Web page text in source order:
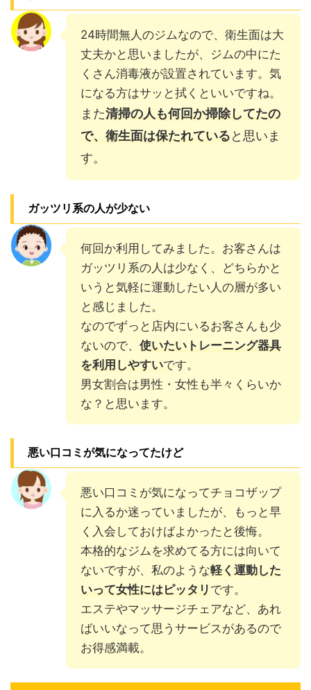
24時間無人のジムなので、衛生面は大
丈夫かと思いましたが、ジムの中にた
くさん消毒液が設置されています。気
になる方はサッと拭くといいですね。
また清掃の人も何回か掃除してたの
で、衛生面は保たれていると思いま
す。
ガッツリ系の人が少ない
何回か利用してみました。お客さんは
ガッツリ系の人は少なく、どちらかと
いうと気軽に運動したい人の層が多い
と感じました。
なのでずっと店内にいるお客さんも少
ないので、 使いたいトレーニング器具
を利用しやすいです。
男女割合は男性・女性も半々くらいか
な？と思います。
悪い口コミが気になってたけど
悪い口コミが気になってチョコザップ
に入るか迷っていましたが、もっと早
く入会しておけばよかったと後悔。
本格的なジムを求めてる方には向いて
ないですが、私のような軽く運動した
いって女性にはピッタリ です。
エステやマッサージチェアなど、あれ
ばいいなって思うサービスがあるので
お得感満載。